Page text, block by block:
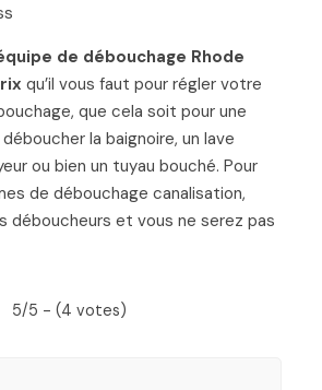
de débouchage Rhode
qu’il vous faut pour régler votre
que cela soit pour une
la baignoire, un lave
ou bien un tuyau bouché. Pour
de débouchage canalisation,
déboucheurs et vous ne serez pas
5/5 - (4 votes)